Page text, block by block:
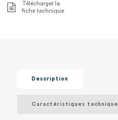
Télécharger la
fiche technique
Description
Caractéristiques